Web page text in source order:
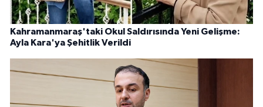
Kahramanmaraş'taki Okul Saldırısında Yeni Gelişme:
Ayla Kara'ya Şehitlik Verildi